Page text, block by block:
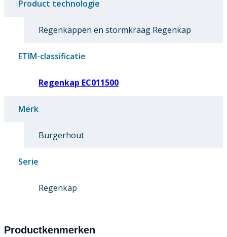
Product technologie
Regenkappen en stormkraag Regenkap
ETIM-classificatie
Regenkap EC011500
Merk
Burgerhout
Serie
Regenkap
Productkenmerken